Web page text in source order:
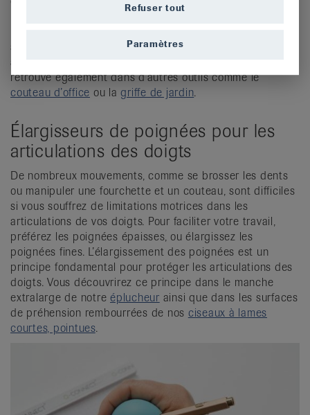
le maintenir immobile en appliquant une pression
sans effort même les pains complets fermes ou les pains
à croûte épaisse. Le principe du manche coudé se
retrouve également dans d’autres outils comme le
couteau d’office ou lagriffe de jardin.
Élargisseurs de poignées pour les
articulations des doigts
De nombreux mouvements, comme se brosser les dents
ou manipuler une fourchette et un couteau, sont difficiles
si vous souffrez de limitations motrices dans les
articulations de vos doigts. Pour faciliter votre travail,
préférez les poignées épaisses, ou élargissez les
poignées fines. L’élargissement des poignées est un
principe fondamental pour protéger les articulations des
doigts. Vous découvrirez ce principe dans le manche
extralarge de notre éplucheur ainsi que dans les surfaces
de préhension rembourrées de nos ciseaux à lames
courtes, pointues.
Refuser tout
Paramètres